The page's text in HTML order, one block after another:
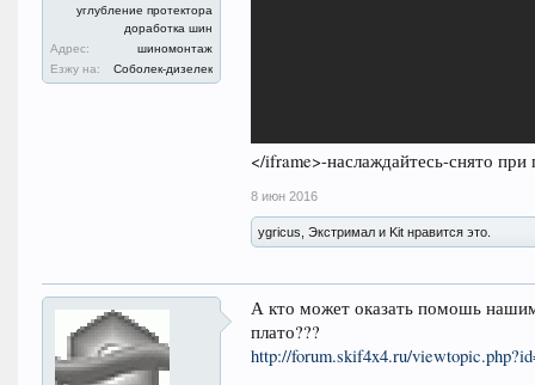
углубление протектора
доработка шин
Адрес:
шиномонтаж
Езжу на:
Соболек-дизелек
</iframe>-наслаждайтесь-снято
8 июн 2016
ygricus, Экстримал и Kit нравится это.
А кто может оказать помошь
плато???
http://forum.skif4x4.ru/